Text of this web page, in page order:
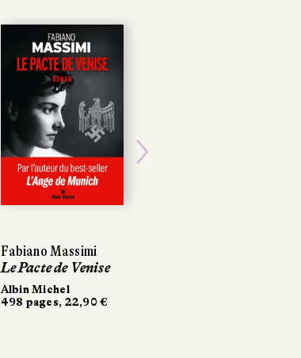
Fabiano Massimi
Le Pacte de Venise
Albin Michel
498 pages, 22,90 €
Fabiano Massimi
Le Pacte de Venise
Albin Michel
498 pages, 22,90 €